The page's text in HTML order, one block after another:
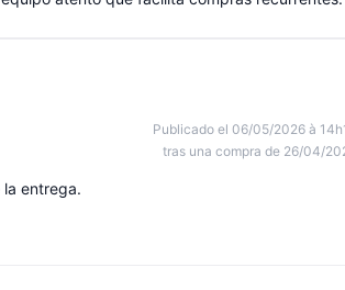
Publicado el 06/05/2026 à
tras una compra de 26/04/
entrega.